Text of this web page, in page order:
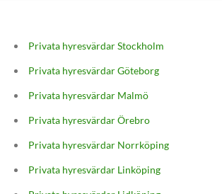
Privata hyresvärdar Stockholm
Privata hyresvärdar Göteborg
Privata hyresvärdar Malmö
Privata hyresvärdar Örebro
Privata hyresvärdar Norrköping
Privata hyresvärdar Linköping